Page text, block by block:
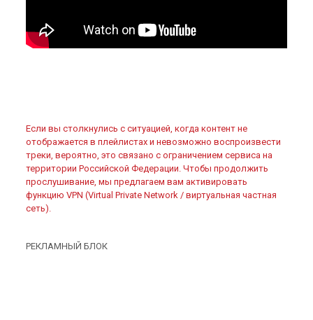
Если вы столкнулись с ситуацией, когда контент не
отображается в плейлистах и невозможно воспроизвести
треки, вероятно, это связано с ограничением сервиса на
территории Российской Федерации. Чтобы продолжить
прослушивание, мы предлагаем вам активировать
функцию VPN (Virtual Private Network / виртуальная частная
сеть).
РЕКЛАМНЫЙ БЛОК